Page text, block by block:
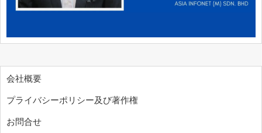
会社概要
プライバシーポリシー及び著作権
お問合せ